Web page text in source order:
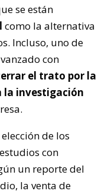
se están
como la alternativa
Incluso, uno de
con
el trato por la
la investigación
de los
con
un reporte del
la venta de